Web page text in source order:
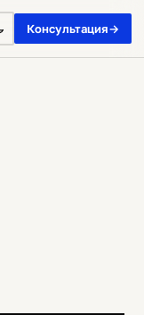
Консультация→